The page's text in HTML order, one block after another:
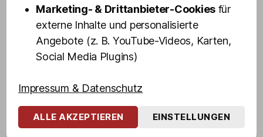
18:30 - 20:10
Kult-Kieztour mit Drag Queen
VEUVE NOIRE [Start: Olivias
18:45 - 20:25
Marketing- & Drittanbieter-Cookies für
externe Inhalte und personalisierte
Angebote (z. B. YouTube-Videos, Karten,
Social Media Plugins)
Impressum & Datenschutz
ALLE AKZEPTIEREN EINSTELLUNGEN